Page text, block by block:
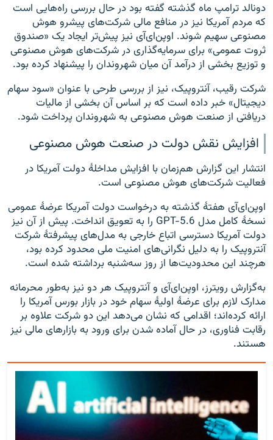
دونالد ترامپ ماه گذشته گفته بود در حال بررسی راه‌هایی است
که مردم آمریکا نیز در منافع مالی شرکت‌های پیشرو هوش
مصنوعی سهیم شوند. اوپن‌ای‌آی نیز پیش‌تر ایجاد یک «صندوق
ثروت عمومی» برای سرمایه‌گذاری در شرکت‌های هوش مصنوعی
و توزیع بخشی از درآمد آن میان شهروندان را پیشنهاد کرده بود.
شرکت رقیب، آنتروپیک، نیز از بررسی طرحی با عنوان «سود سهام
دیجیتال» خبر داده است که بر اساس آن بخشی از مالیات
دریافتی از صنعت هوش مصنوعی به شهروندان پرداخت شود.
افزایش نقش دولت در صنعت هوش مصنوعی
انتشار این گزارش هم‌زمان با افزایش مداخلهٔ دولت آمریکا در
فعالیت شرکت‌های هوش مصنوعی است.
اوپن‌ای‌آی هفتهٔ گذشته به درخواست دولت آمریکا عرضهٔ عمومی
نسخهٔ کامل مدل GPT-5.6 را به تعویق انداخت. پیش از آن نیز
دولت آمریکا دسترسی اتباع خارجی به مدل‌های پیشرفتهٔ شرکت
آنتروپیک را به دلیل نگرانی‌های امنیت ملی محدود کرده بود،
هرچند این محدودیت‌ها از روز سه‌شنبه برداشته شده است.
به‌گزارش رویترز، اوپن‌ای‌آی و آنتروپیک هر دو نیز به‌طور محرمانه
مدارک لازم برای عرضهٔ اولیهٔ سهام خود در بازار بورس آمریکا را
ارائه کرده‌اند؛ اقدامی که نشان می‌دهد این دو شرکت علاوه بر
رقابت فناوری، در حال آماده شدن برای ورود به بازارهای مالی نیز
هستند.